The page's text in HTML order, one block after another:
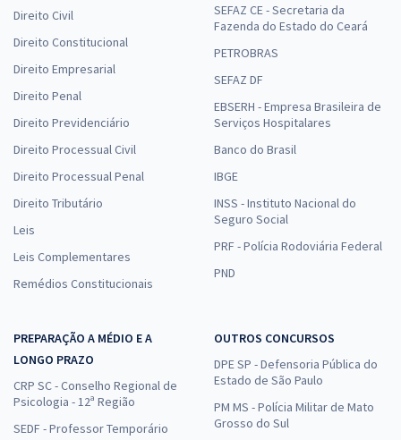
Direito Civil
Direito Constitucional
Direito Empresarial
Direito Penal
Direito Previdenciário
Direito Processual Civil
Direito Processual Penal
Direito Tributário
Leis
Leis Complementares
Remédios Constitucionais
SEFAZ CE - Secretaria da
Fazenda do Estado do Ceará
PETROBRAS
SEFAZ DF
EBSERH - Empresa Brasileira de
Serviços Hospitalares
Banco do Brasil
IBGE
INSS - Instituto Nacional do
Seguro Social
PRF - Polícia Rodoviária Federal
PND
PREPARAÇÃO A MÉDIO E A
LONGO PRAZO
CRP SC - Conselho Regional de
Psicologia - 12ª Região
SEDF - Professor Temporário
OUTROS CONCURSOS
DPE SP - Defensoria Pública do
Estado de São Paulo
PM MS - Polícia Militar de Mato
Grosso do Sul